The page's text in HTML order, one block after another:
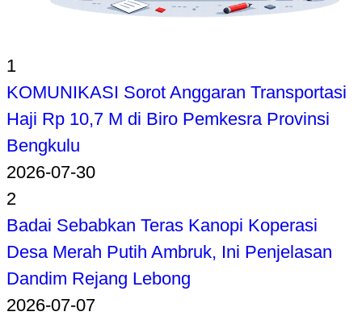
1
KOMUNIKASI Sorot Anggaran Transportasi
Haji Rp 10,7 M di Biro Pemkesra Provinsi
Bengkulu
2026-07-30
2
Badai Sebabkan Teras Kanopi Koperasi
Desa Merah Putih Ambruk, Ini Penjelasan
Dandim Rejang Lebong
2026-07-07